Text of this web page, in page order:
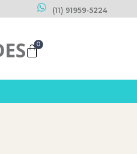
(11) 91959-5224
0